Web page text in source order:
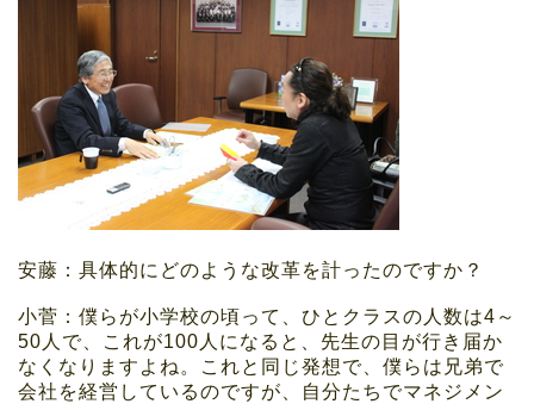
安藤：具体的にどのような改革を計ったのですか？
小菅：僕らが小学校の頃って、ひとクラスの人数は4～
50人で、これが100人になると、先生の目が行き届か
なくなりますよね。これと同じ発想で、僕らは兄弟で
会社を経営しているのですが、自分たちでマネジメン